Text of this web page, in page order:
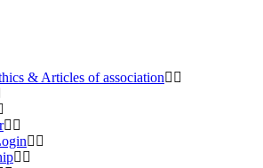
& Articles of association